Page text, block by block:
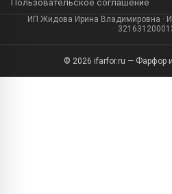
Пользовательское соглашение
ИП Жидова Ирина Владимировна ·
© 2026 ifarfor.ru — Фарфор и